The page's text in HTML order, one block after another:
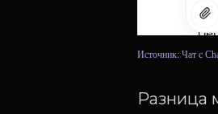
Источник: Чат с
Разница